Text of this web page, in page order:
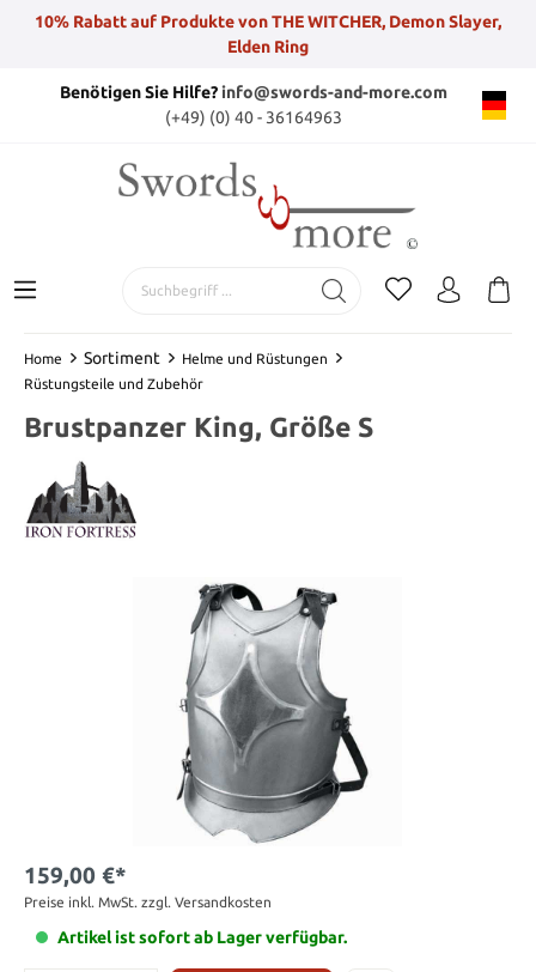
10% Rabatt auf Produkte von THE WITCHER, Demon Slayer,
Elden Ring
Benötigen Sie Hilfe?info@swords-and-more.com
(+49) (0) 40 - 36164963
Home Sortiment
Helme und Rüstungen
Rüstungsteile und Zubehör
Brustpanzer King, Größe S
159,00 €*
Preise inkl. MwSt. zzgl. Versandkosten
Artikel ist sofort ab Lager verfügbar.